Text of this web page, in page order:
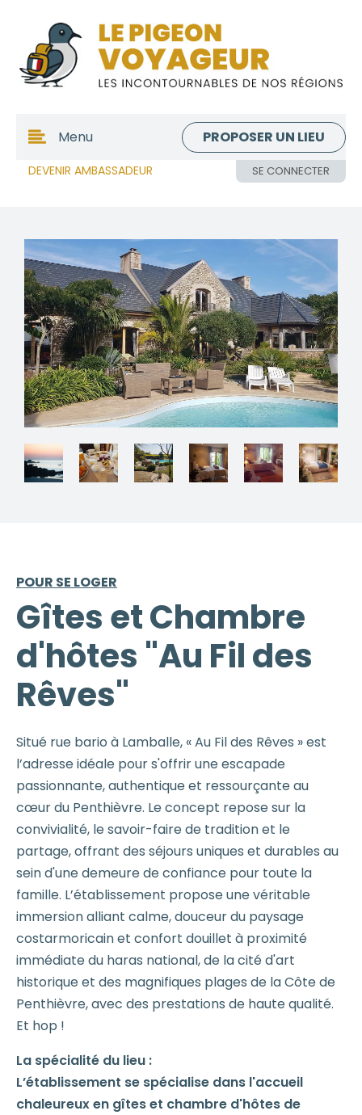
DEVENIR AMBASSADEUR SE CONNECTER
Menu PROPOSER UN LIEU
POUR SE LOGER
Gîtes et Chambre
d'hôtes "Au Fil des
Rêves"
Situé rue bario à Lamballe, « Au Fil des Rêves » est
l’adresse idéale pour s'offrir une escapade
passionnante, authentique et ressourçante au
cœur du Penthièvre. Le concept repose sur la
convivialité, le savoir-faire de tradition et le
partage, offrant des séjours uniques et durables au
sein d'une demeure de confiance pour toute la
famille. L’établissement propose une véritable
immersion alliant calme, douceur du paysage
costarmoricain et confort douillet à proximité
immédiate du haras national, de la cité d'art
historique et des magnifiques plages de la Côte de
Penthièvre, avec des prestations de haute qualité.
Et hop !
La spécialité du lieu :
L’établissement se spécialise dans l'accueil
chaleureux en gîtes et chambre d'hôtes de